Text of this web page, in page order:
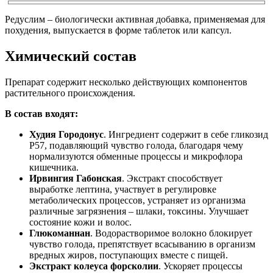
Редуслим – биологически активная добавка, применяемая для
похудения, выпускается в форме таблеток или капсул.
Химический состав
Препарат содержит несколько действующих компонентов
растительного происхождения.
В состав входят:
Худия Городонус. Ингредиент содержит в себе гликозид
P57, подавляющий чувство голода, благодаря чему
нормализуются обменные процессы и микрофлора
кишечника.
Ирвингия Габонская. Экстракт способствует
выработке лептина, участвует в регулировке
метаболических процессов, устраняет из организма
различные загрязнения – шлаки, токсины. Улучшает
состояние кожи и волос.
Глюкоманнан. Водорастворимое волокно блокирует
чувство голода, препятствует всасыванию в организм
вредных жиров, поступающих вместе с пищей.
Экстракт колеуса форсколии. Ускоряет процессы